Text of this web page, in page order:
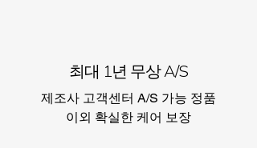
최대 1년 무상 A/S
제조사 고객센터 A/S 가능 정품
이외 확실한 케어 보장​